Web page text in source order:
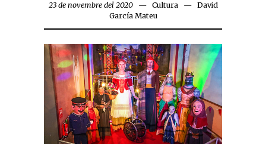
23 de novembre del 2020 Cultura
David
García Mateu